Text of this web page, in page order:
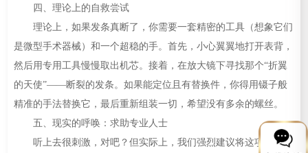
四、理论上的自救尝试
理论上，如果发条真断了，你需要一套精密的工具（想象它们
是微型手术器械）和一个超稳的手。首先，小心翼翼地打开表背，
然后用专用工具慢慢取出机芯。接着，在放大镜下寻找那个“折翼
的天使”——断裂的发条。如果能定位且有替换件，你得用镊子般
精准的手法替换它，最后重新组装一切，希望没有多余的螺丝。
五、现实的呼唤：求助专业人士
听上去很刺激，对吧？但实际上，我们强烈建议将这项任务交